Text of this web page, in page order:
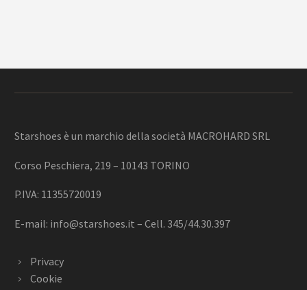
Starshoes è un marchio della società MACROHARD SRL
Corso Peschiera, 219 – 10143 TORINO
P.IVA: 11355720019
E-mail: info@starshoes.it – Cell. 345/44.30.397
Privacy
Cookie